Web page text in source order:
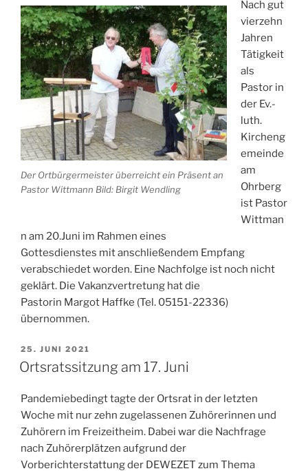
Klein
Berkel“
Der Ortbürgermeister überreicht ein Präsent an
Pastor Wittmann Bild: Birgit Wendling
Nach gut
vierzehn
Jahren
Tätigkeit
als
Pastor in
der Ev.-
luth.
Kircheng
emeinde
am
Ohrberg
ist Pastor
Wittman
n am 20.Juni im Rahmen eines
Gottesdienstes mit anschließendem Empfang
verabschiedet worden. Eine Nachfolge ist noch nicht
geklärt. Die Vakanzvertretung hat die
Pastorin Margot Haffke (Tel. 05151-22336)
übernommen.
VERÖFFENTLICHT
AM
25. JUNI 2021
Ortsratssitzung am 17. Juni
Pandemiebedingt tagte der Ortsrat in der letzten
Woche mit nur zehn zugelassenen Zuhörerinnen und
Zuhörern im Freizeitheim. Dabei war die Nachfrage
nach Zuhörerplätzen aufgrund der
Vorberichterstattung der DEWEZET zum Thema